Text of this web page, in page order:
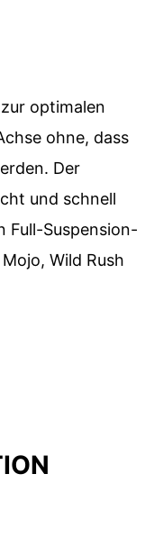
optimalen
ohne, dass
Der
und schnell
Full-Suspension-
Wild Rush